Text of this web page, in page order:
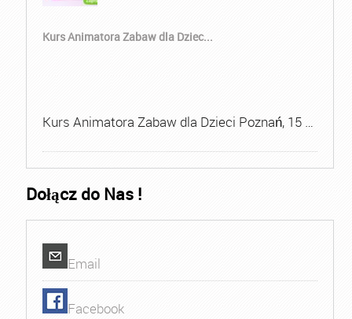
Kurs Animatora Zabaw dla Dziec...
Kurs Animatora Zabaw dla Dzieci Poznań, 15 …
Dołącz do Nas !
Email
Facebook